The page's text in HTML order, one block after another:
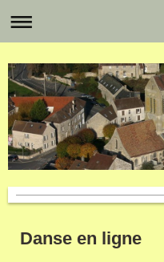
Danse en ligne